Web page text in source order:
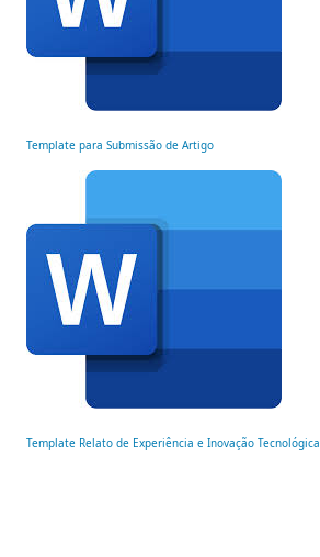
Template para Submissão de Artigo
Template Relato de Experiência e Inovação Tecnológica